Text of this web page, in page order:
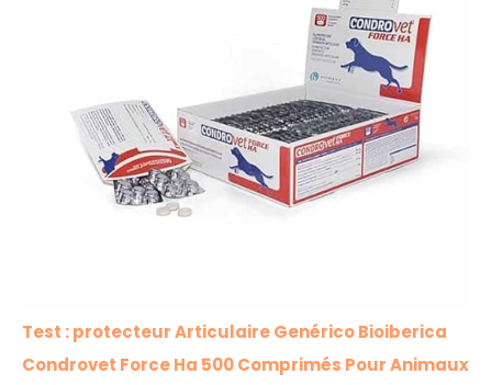
Test : protecteur Articulaire Genérico Bioiberica
Condrovet Force Ha 500 Comprimés Pour Animaux